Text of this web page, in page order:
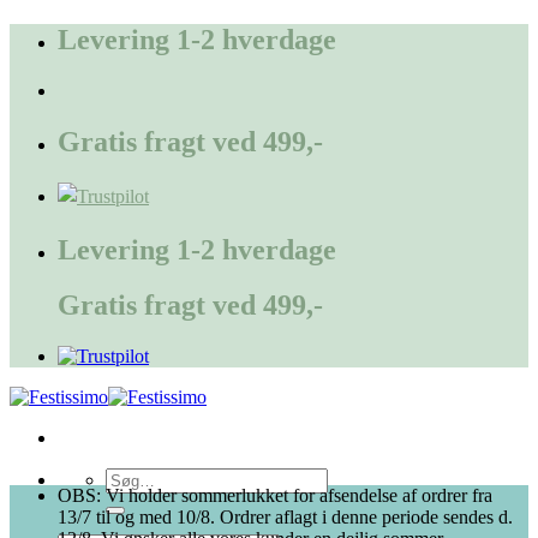
FortsætLevering 1-2 hverdage
Gratis fragt ved 499,-
Levering 1-2 hverdage
Gratis fragt ved 499,-
Søg
efter:
OBS: Vi holder sommerlukket for afsendelse af ordrer fra
13/7 til og med 10/8. Ordrer aflagt i denne periode sendes d.